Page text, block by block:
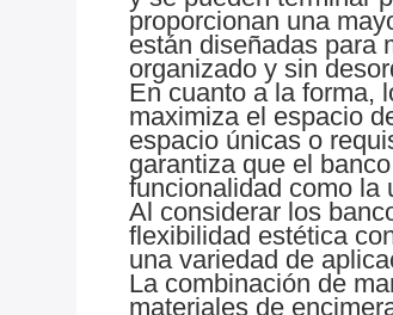
proporcionan una
están diseñadas para
organizado y sin
En cuanto a la forma,
maximiza el espacio
espacio únicas o
garantiza que el
funcionalidad como la
Al considerar los
flexibilidad estética
una variedad de
La combinación de
materiales de